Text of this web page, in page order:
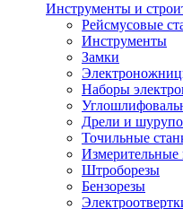
Инструменты и
Рейсмусовые
Инструменты
Замки
Наборы
Дрели и
Точильные
Штроборезы
Бензорезы